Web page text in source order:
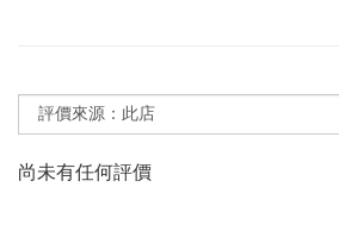
尚未有任何評價